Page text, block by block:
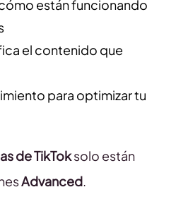
están funcionando
el contenido que
para optimizar tu
de TikToksolo están
Advanced.